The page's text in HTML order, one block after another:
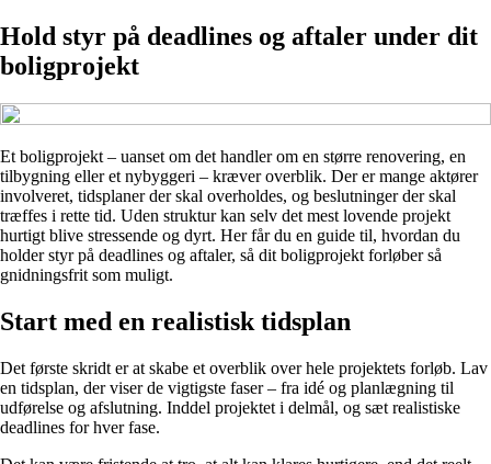
Hold styr på deadlines og aftaler under dit
boligprojekt
Et boligprojekt – uanset om det handler om en større renovering, en
tilbygning eller et nybyggeri – kræver overblik. Der er mange aktører
involveret, tidsplaner der skal overholdes, og beslutninger der skal
træffes i rette tid. Uden struktur kan selv det mest lovende projekt
hurtigt blive stressende og dyrt. Her får du en guide til, hvordan du
holder styr på deadlines og aftaler, så dit boligprojekt forløber så
gnidningsfrit som muligt.
Start med en realistisk tidsplan
Det første skridt er at skabe et overblik over hele projektets forløb. Lav
en tidsplan, der viser de vigtigste faser – fra idé og planlægning til
udførelse og afslutning. Inddel projektet i delmål, og sæt realistiske
deadlines for hver fase.